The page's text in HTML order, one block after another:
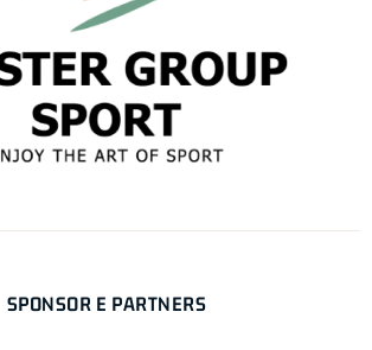
SPONSOR E PARTNERS